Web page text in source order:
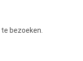
bezoeken.